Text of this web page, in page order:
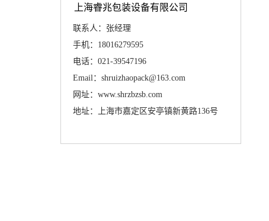
上海睿兆包装设备有限公司
联系人：张经理
手机：18016279595
电话：021-39547196
Email：shruizhaopack@163.com
网址：www.shrzbzsb.com
地址：上海市嘉定区安亭镇新黄路136号